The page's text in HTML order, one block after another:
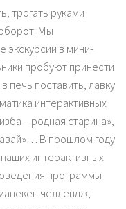
трогать руками
Мы
экскурсии в мини-
пробуют принести
печь поставить, лавку
интерактивных
– родная старина»,
В прошлом году
интерактивных
программы
челлендж,